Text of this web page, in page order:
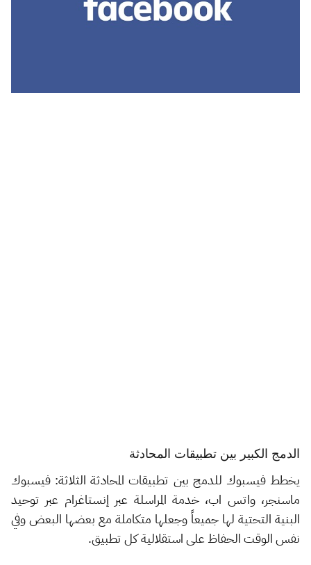
الدمج الكبير بين تطبيقات المحادثة
يخطط فيسبوك للدمج بين تطبيقات المحادثة الثلاثة: فيسبوك
ماسنجر، واتس اب، خدمة المراسلة عبر إنستاغرام عبر توحيد
البنية التحتية لها جميعاً وجعلها متكاملة مع بعضها البعض وفي
نفس الوقت الحفاظ على استقلالية كل تطبيق.